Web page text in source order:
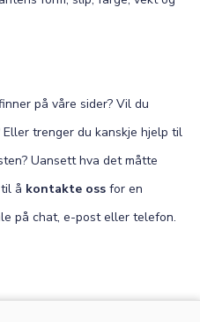
på våre sider? Vil du
trenger du kanskje hjelp til
Uansett hva det måtte
å kontakte oss for en
på chat, e-post eller telefon.